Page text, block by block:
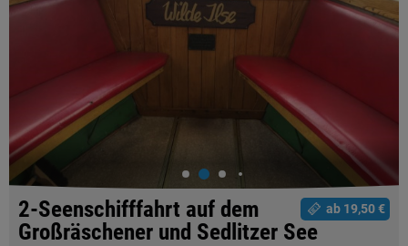
ab 19,50 €
2-Seenschifffahrt auf dem
Großräschener und Sedlitzer See